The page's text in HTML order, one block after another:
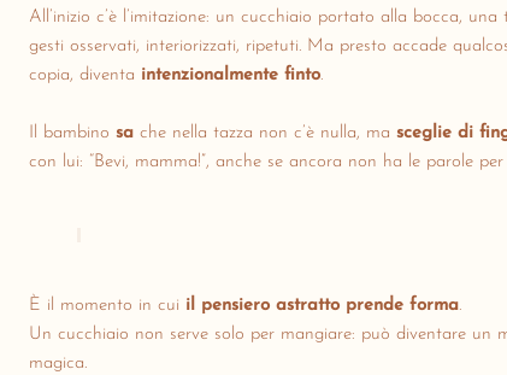
All’inizio c’è l’imitazione: un cucchiaio portato alla bocca,
gesti osservati, interiorizzati, ripetuti. Ma presto accade
copia, diventa intenzionalmente finto.
Il bambino sa che nella tazza non c’è nulla, ma sceglie di
con lui: “Bevi, mamma!”, anche se ancora non ha le parole
È il momento in cui il pensiero astratto prende forma.
Un cucchiaio non serve solo per mangiare: può diventare un
magica.